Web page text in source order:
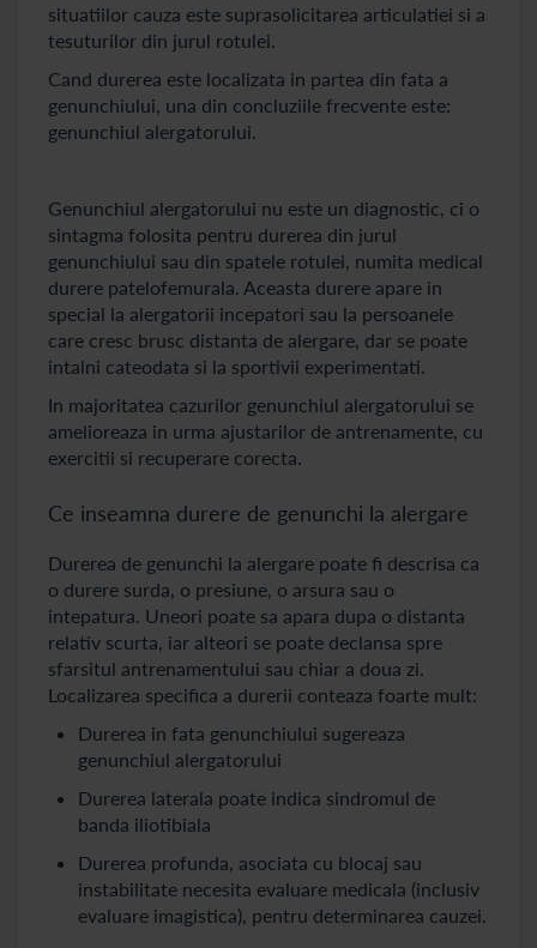
situatiilor cauza este suprasolicitarea articulatiei si a
tesuturilor din jurul rotulei.
Cand durerea este localizata in partea din fata a
genunchiului, una din concluziile frecvente este:
genunchiul alergatorului.
Genunchiul alergatorului nu este un diagnostic, ci o
sintagma folosita pentru durerea din jurul
genunchiului sau din spatele rotulei, numita medical
durere patelofemurala. Aceasta durere apare in
special la alergatorii incepatori sau la persoanele
care cresc brusc distanta de alergare, dar se poate
intalni cateodata si la sportivii experimentati.
In majoritatea cazurilor genunchiul alergatorului se
amelioreaza in urma ajustarilor de antrenamente, cu
exercitii si recuperare corecta.
Ce inseamna durere de genunchi la alergare
Durerea de genunchi la alergare poate fi descrisa ca
o durere surda, o presiune, o arsura sau o
intepatura. Uneori poate sa apara dupa o distanta
relativ scurta, iar alteori se poate declansa spre
sfarsitul antrenamentului sau chiar a doua zi.
Localizarea specifica a durerii conteaza foarte mult:
Durerea in fata genunchiului sugereaza
genunchiul alergatorului
Durerea laterala poate indica sindromul de
banda iliotibiala
Durerea profunda, asociata cu blocaj sau
instabilitate necesita evaluare medicala (inclusiv
evaluare imagistica), pentru determinarea cauzei.